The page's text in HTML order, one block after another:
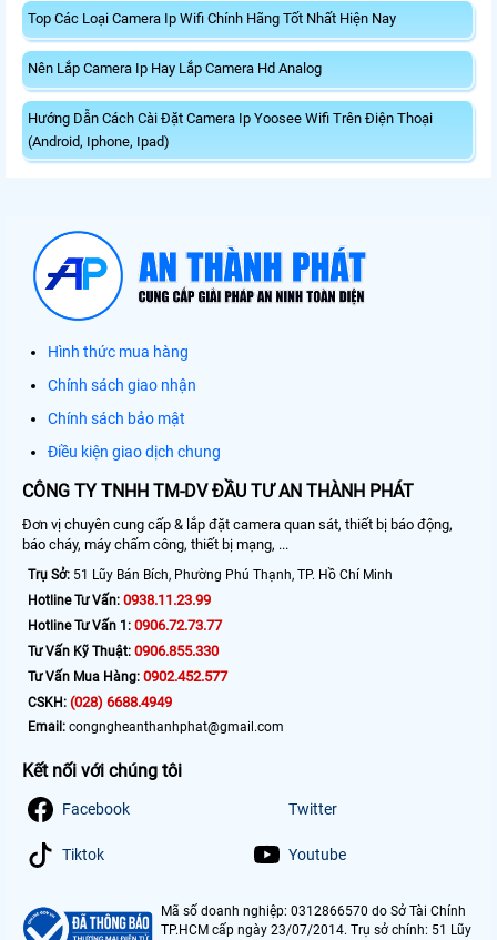
Top Các Loại Camera Ip Wifi Chính Hãng Tốt Nhất Hiện Nay
Nên Lắp Camera Ip Hay Lắp Camera Hd Analog
Hướng Dẫn Cách Cài Đặt Camera Ip Yoosee Wifi Trên Điện Thoại
(Android, Iphone, Ipad)
Hình thức mua hàng
Chính sách giao nhận
Chính sách bảo mật
Điều kiện giao dịch chung
CÔNG TY TNHH TM-DV ĐẦU TƯ AN THÀNH PHÁT
Đơn vị chuyên cung cấp & lắp đặt camera quan sát, thiết bị báo động,
báo cháy, máy chấm công, thiết bị mạng, ...
Trụ Sở: 51 Lũy Bán Bích, Phường Phú Thạnh, TP. Hồ Chí Minh
Hotline Tư Vấn: 0938.11.23.99
Hotline Tư Vấn 1: 0906.72.73.77
Tư Vấn Kỹ Thuật: 0906.855.330
Tư Vấn Mua Hàng: 0902.452.577
CSKH: (028) 6688.4949
Email: congngheanthanhphat@gmail.com
Kết nối với chúng tôi
Facebook Twitter
Tiktok Youtube
Mã số doanh nghiệp: 0312866570 do Sở Tài Chính
TP.HCM cấp ngày 23/07/2014. Trụ sở chính: 51 Lũy